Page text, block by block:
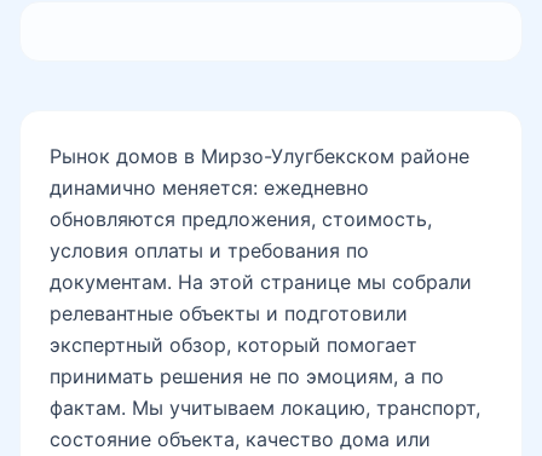
Рынок домов в Мирзо-Улугбекском районе
динамично меняется: ежедневно
обновляются предложения, стоимость,
условия оплаты и требования по
документам. На этой странице мы собрали
релевантные объекты и подготовили
экспертный обзор, который помогает
принимать решения не по эмоциям, а по
фактам. Мы учитываем локацию, транспорт,
состояние объекта, качество дома или